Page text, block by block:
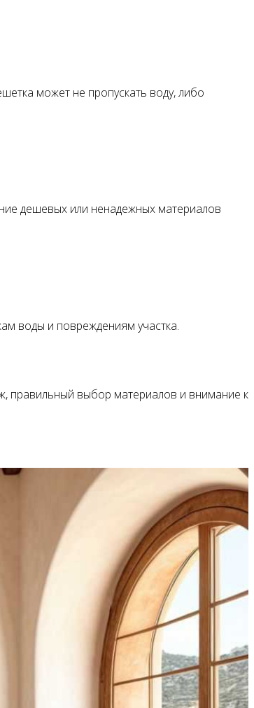
может не пропускать воду, либо
дешевых или ненадежных материалов
воды и повреждениям участка.
правильный выбор материалов и внимание к